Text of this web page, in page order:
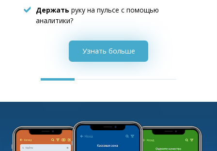
Держать руку на пульсе с помощью
аналитики?
Узнать больше